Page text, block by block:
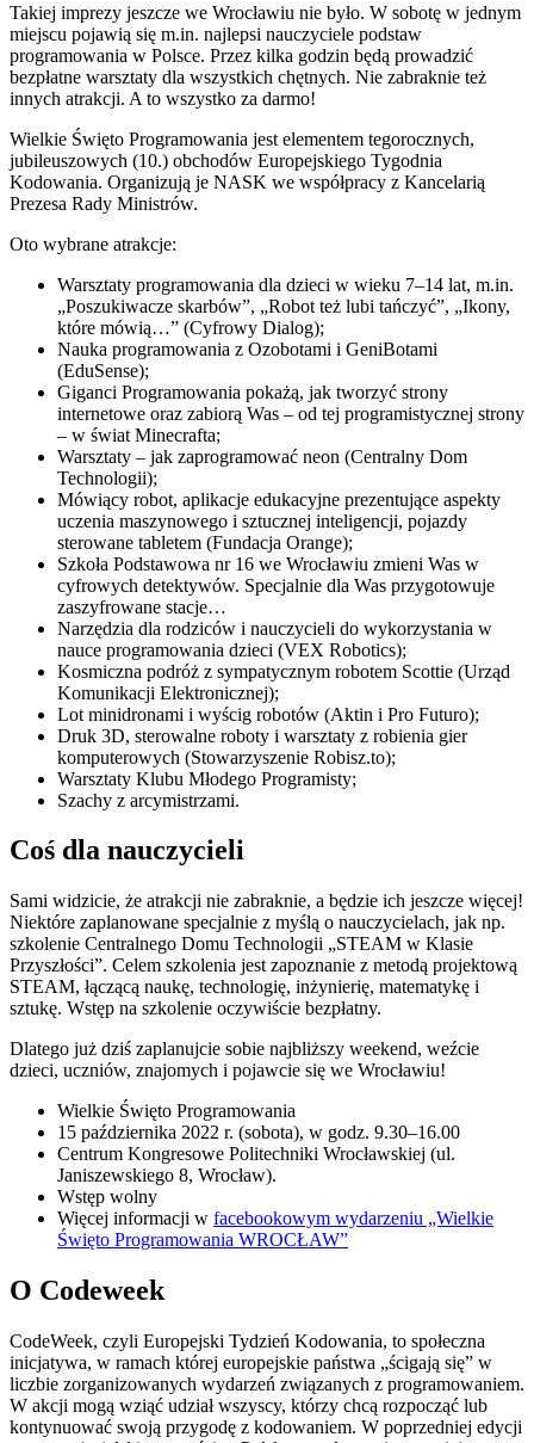
Takiej imprezy jeszcze we Wrocławiu nie było. W sobotę w jednym
miejscu pojawią się m.in. najlepsi nauczyciele podstaw
programowania w Polsce. Przez kilka godzin będą prowadzić
bezpłatne warsztaty dla wszystkich chętnych. Nie zabraknie też
innych atrakcji. A to wszystko za darmo!
Wielkie Święto Programowania jest elementem tegorocznych,
jubileuszowych (10.) obchodów Europejskiego Tygodnia
Kodowania. Organizują je NASK we współpracy z Kancelarią
Prezesa Rady Ministrów.
Oto wybrane atrakcje:
Warsztaty programowania dla dzieci w wieku 7–14 lat, m.in.
„Poszukiwacze skarbów”, „Robot też lubi tańczyć”, „Ikony,
które mówią…” (Cyfrowy Dialog);
Nauka programowania z Ozobotami i GeniBotami
(EduSense);
Giganci Programowania pokażą, jak tworzyć strony
internetowe oraz zabiorą Was – od tej programistycznej strony
– w świat Minecrafta;
Warsztaty – jak zaprogramować neon (Centralny Dom
Technologii);
Mówiący robot, aplikacje edukacyjne prezentujące aspekty
uczenia maszynowego i sztucznej inteligencji, pojazdy
sterowane tabletem (Fundacja Orange);
Szkoła Podstawowa nr 16 we Wrocławiu zmieni Was w
cyfrowych detektywów. Specjalnie dla Was przygotowuje
zaszyfrowane stacje…
Narzędzia dla rodziców i nauczycieli do wykorzystania w
nauce programowania dzieci (VEX Robotics);
Kosmiczna podróż z sympatycznym robotem Scottie (Urząd
Komunikacji Elektronicznej);
Lot minidronami i wyścig robotów (Aktin i Pro Futuro);
Druk 3D, sterowalne roboty i warsztaty z robienia gier
komputerowych (Stowarzyszenie Robisz.to);
Warsztaty Klubu Młodego Programisty;
Szachy z arcymistrzami.
Coś dla nauczycieli
Sami widzicie, że atrakcji nie zabraknie, a będzie ich jeszcze więcej!
Niektóre zaplanowane specjalnie z myślą o nauczycielach, jak np.
szkolenie Centralnego Domu Technologii „STEAM w Klasie
Przyszłości”. Celem szkolenia jest zapoznanie z metodą projektową
STEAM, łączącą naukę, technologię, inżynierię, matematykę i
sztukę. Wstęp na szkolenie oczywiście bezpłatny.
Dlatego już dziś zaplanujcie sobie najbliższy weekend, weźcie
dzieci, uczniów, znajomych i pojawcie się we Wrocławiu!
Wielkie Święto Programowania
15 października 2022 r. (sobota), w godz. 9.30–16.00
Centrum Kongresowe Politechniki Wrocławskiej (ul.
Janiszewskiego 8, Wrocław).
Wstęp wolny
Więcej informacji w facebookowym wydarzeniu „Wielkie
Święto Programowania WROCŁAW”
O Codeweek
CodeWeek, czyli Europejski Tydzień Kodowania, to społeczna
inicjatywa, w ramach której europejskie państwa „ścigają się” w
liczbie zorganizowanych wydarzeń związanych z programowaniem.
W akcji mogą wziąć udział wszyscy, którzy chcą rozpocząć lub
kontynuować swoją przygodę z kodowaniem. W poprzedniej edycji